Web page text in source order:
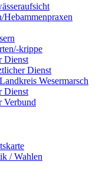
Hebammenpraxen
krippe
Dienst
Dienst
Wesermarsch
Dienst
Verbund
/ Wahlen